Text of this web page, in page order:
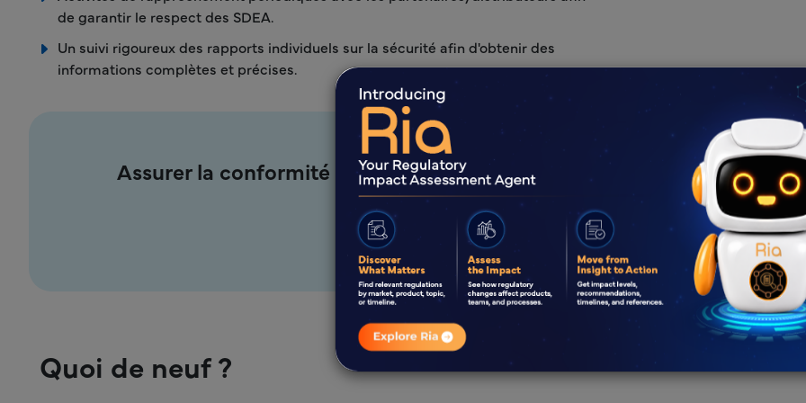
de garantir le respect des SDEA.
Un suivi rigoureux des rapports individuels sur la sécurité afin d'obtenir des
informations complètes et précises.
Assurer la conformité et l'efficacité dans la gestion des rapports
Collaborez avec Freyr
Quoi de neuf ?